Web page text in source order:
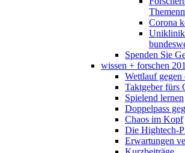
Corona
Spenden Sie
wissen + forschen
Wettlauf gegen
Taktgeber fürs
Spielend lernen
Doppelpass
Chaos im Kopf
Die Hightech-
Erwartungen